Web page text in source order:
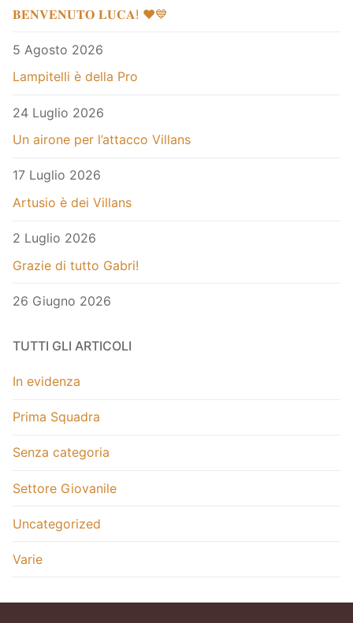
𝐁𝐄𝐍𝐕𝐄𝐍𝐔𝐓𝐎 𝐋𝐔𝐂𝐀! ❤️💙
5 Agosto 2026
Lampitelli è della Pro
24 Luglio 2026
Un airone per l’attacco Villans
17 Luglio 2026
Artusio è dei Villans
2 Luglio 2026
Grazie di tutto Gabri!
26 Giugno 2026
TUTTI GLI ARTICOLI
In evidenza
Prima Squadra
Senza categoria
Settore Giovanile
Uncategorized
Varie